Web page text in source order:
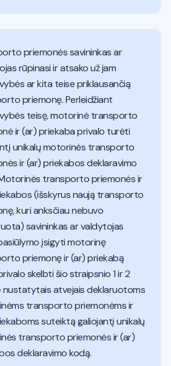
priemonės savininkas ar
rūpinasi ir atsako už jam
ar kita teise priklausančią
priemonę. Perleidžiant
teisę, motorinė transporto
ir (ar) priekaba privalo turėti
unikalų motorinės transporto
ir (ar) priekabos deklaravimo
transporto priemonės ir
(išskyrus naują transporto
kuri anksčiau nebuvo
savininkas ar valdytojas
įsigyti motorinę
priemonę ir (ar) priekabą
skelbti šio straipsnio 1 ir 2
nustatytais atvejais deklaruotoms
transporto priemonėms ir
suteiktą galiojantį unikalų
transporto priemonės ir (ar)
deklaravimo kodą.